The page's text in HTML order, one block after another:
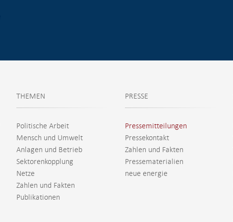
THEMEN
Politische Arbeit
Mensch und Umwelt
Anlagen und Betrieb
Sektorenkopplung
Netze
Zahlen und Fakten
Publikationen
PRESSE
Pressemitteilungen
Pressekontakt
Zahlen und Fakten
Pressematerialien
neue energie